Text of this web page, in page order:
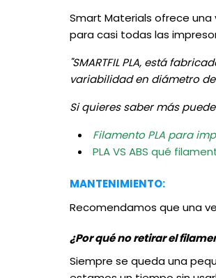
Smart Materials ofrece
para casi todas las
"SMARTFIL PLA, está
variabilidad en diámetro
Si quieres saber más
Filamento PLA para
PLA VS ABS qué
MANTENIMIENTO:
Recomendamos que una
¿Por qué no retirar el
Siempre se queda una